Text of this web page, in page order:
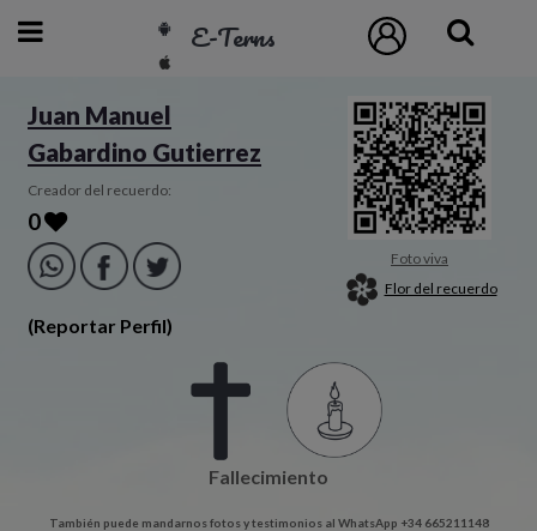
E-Terns
ENG
POR
Inicio
Juan Manuel
Gabardino Gutierrez
Creador del recuerdo:
0
(Reportar Perfil)
Foto viva
Flor del recuerdo
Fallecimiento
También puede mandarnos fotos y testimonios al WhatsApp +34 665211148